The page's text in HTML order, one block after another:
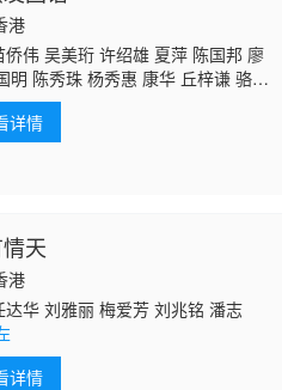
石云 曾健明 何璧坚 龙志成 李海
艾威 鲍方 薛纯基 郭卓桦 沈宝思
港
侨伟 吴美珩 许绍雄 夏萍 陈国邦 廖
明 陈秀珠 杨秀惠 康华 丘梓谦 骆应
邓健泓 张英才 钟志光 李思捷 陈思
简慕华 米雪 邝佐辉 梁舜燕 李日
黄智贤 王青
详情
天
港
达华 刘雅丽 梅爱芳 刘兆铭 潘志
详情